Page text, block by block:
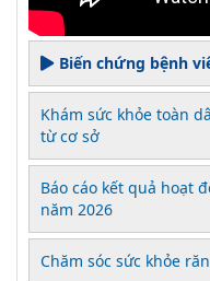
Biến chứng bệnh
Khám sức khỏe toàn
từ cơ sở
Báo cáo kết quả hoạt
năm 2026
Chăm sóc sức khỏe